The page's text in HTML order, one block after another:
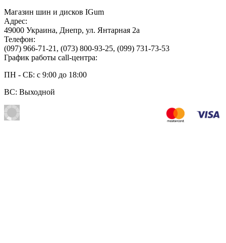
Магазин шин и дисков IGum
Адрес:
49000 Украина, Днепр, ул. Янтарная 2а
Телефон:
(097) 966-71-21 , (073) 800-93-25, (099) 731-73-53
График работы call-центра:
ПН - СБ: с 9:00 до 18:00
ВС: Выходной